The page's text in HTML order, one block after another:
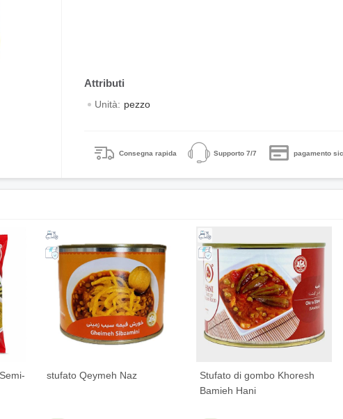
Unità: pezzo
Consegna rapida Supporto 7/7 pagamento
stufato Qeymeh Naz
Stufato di gombo Khoresh
Bamieh Hani